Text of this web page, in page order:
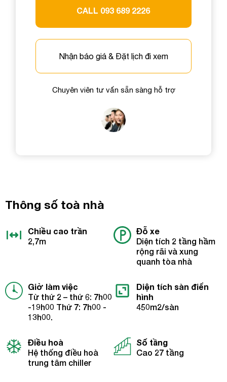
CALL 093 689 2226
Nhận báo giá & Đặt lịch đi xem
Chuyên viên tư vấn sẵn sàng hỗ trợ
Thông số toà nhà
Chiều cao trần
2,7m
Đỗ xe
Diện tích 2 tầng hầm
rộng rãi và xung
quanh tòa nhà
Giờ làm việc
Từ thứ 2 – thứ 6: 7h00
-19h00 Thứ 7: 7h00 -
13h00.
Diện tích sàn điển
hình
450m2/sàn
Điều hoà
Hệ thống điều hoà
trung tâm chiller
Số tầng
Cao 27 tầng